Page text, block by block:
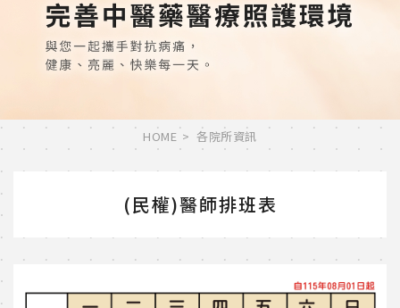
HOME 各院所資訊
(民權)醫師排班表